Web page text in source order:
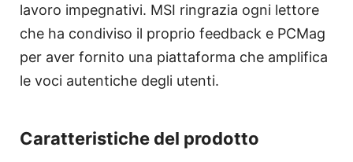
lavoro impegnativi. MSI ringrazia ogni lettore
che ha condiviso il proprio feedback e PCMag
per aver fornito una piattaforma che amplifica
le voci autentiche degli utenti.
Caratteristiche del prodotto